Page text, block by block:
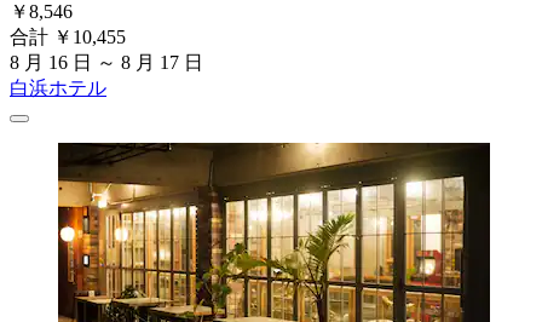
￥8,546
合計 ￥10,455
8 月 16 日 ～ 8 月 17 日
白浜ホテル